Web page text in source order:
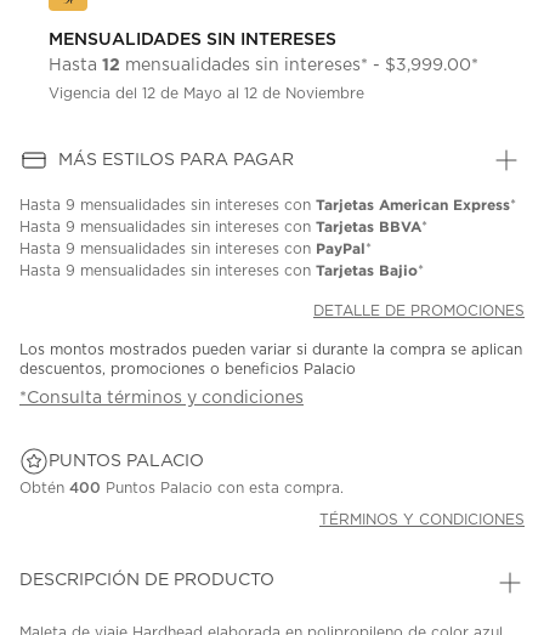
MENSUALIDADES SIN INTERESES
Hasta 12 mensualidades sin intereses* - $3,999.00*
Vigencia del 12 de Mayo al 12 de Noviembre
MÁS ESTILOS PARA PAGAR
Hasta 9 mensualidades sin intereses con Tarjetas American Express*
Hasta 9 mensualidades sin intereses con Tarjetas BBVA*
Hasta 9 mensualidades sin intereses con PayPal*
Hasta 9 mensualidades sin intereses con Tarjetas Bajio*
DETALLE DE PROMOCIONES
Los montos mostrados pueden variar si durante la compra se aplican
descuentos, promociones o beneficios Palacio
*Consulta términos y condiciones
PUNTOS PALACIO
Obtén 400 Puntos Palacio con esta compra.
TÉRMINOS Y CONDICIONES
DESCRIPCIÓN DE PRODUCTO